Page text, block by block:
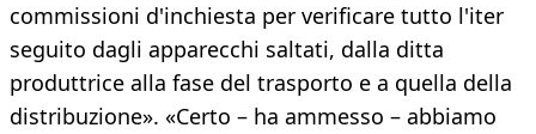
commissioni d'inchiesta per verificare tutto l'iter
seguito dagli apparecchi saltati, dalla ditta
produttrice alla fase del trasporto e a quella della
distribuzione». «Certo – ha ammesso – abbiamo